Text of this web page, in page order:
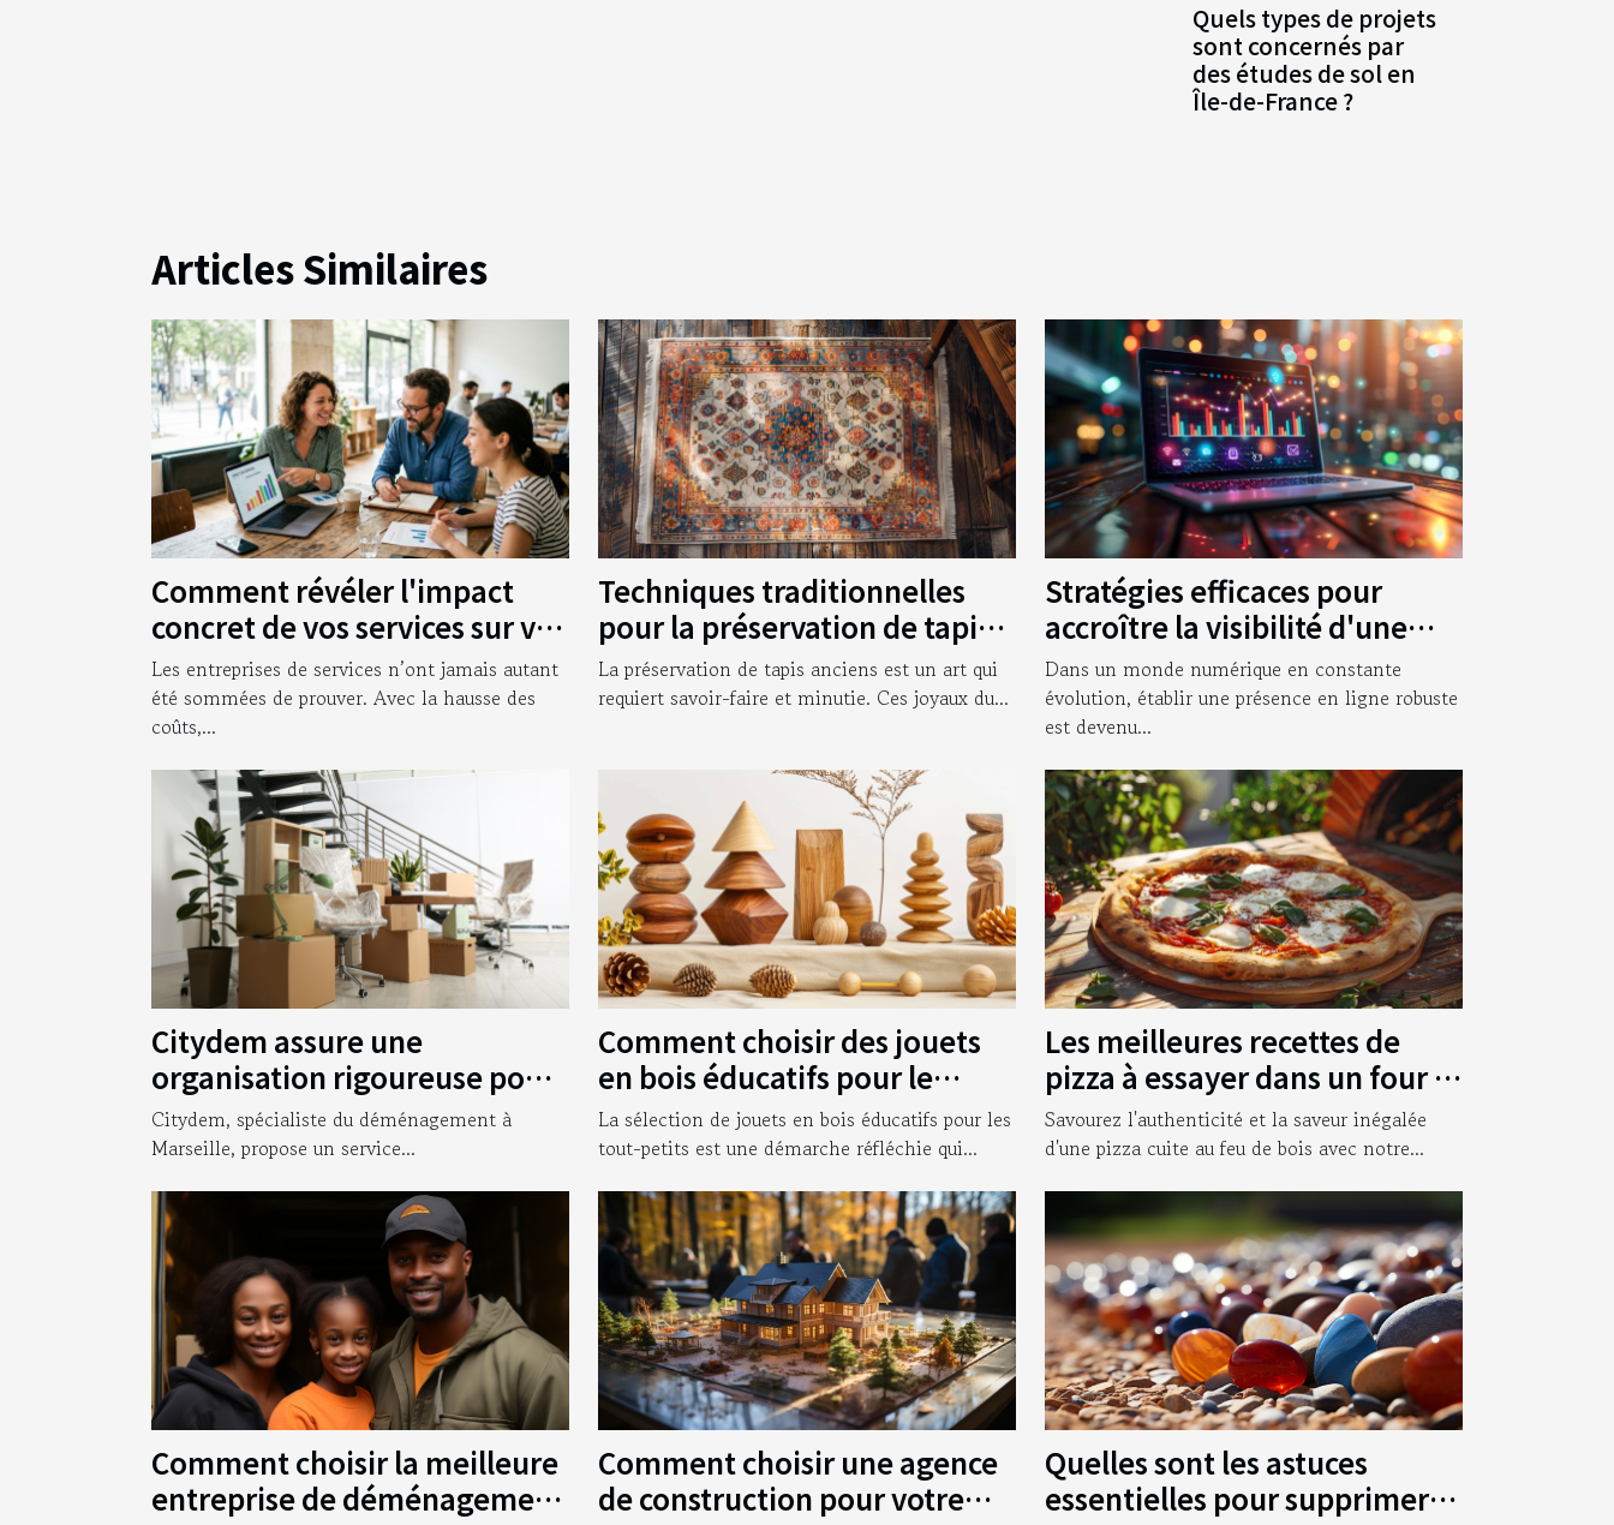
Quels types de projets
sont concernés par
des études de sol en
Île-de-France ?
Articles Similaires
Comment révéler l'impact
concret de vos services sur vos
clients
Les entreprises de services n’ont jamais autant
été sommées de prouver. Avec la hausse des
coûts,...
Techniques traditionnelles
pour la préservation de tapis
anciens
La préservation de tapis anciens est un art qui
requiert savoir-faire et minutie. Ces joyaux du...
Stratégies efficaces pour
accroître la visibilité d'une
entreprise en ligne
Dans un monde numérique en constante
évolution, établir une présence en ligne robuste
est devenu...
Citydem assure une
organisation rigoureuse pour
votre déménagement
d’entreprise à Marseille !
Citydem, spécialiste du déménagement à
Marseille, propose un service...
Comment choisir des jouets
en bois éducatifs pour le
développement des tout-
petits
La sélection de jouets en bois éducatifs pour les
tout-petits est une démarche réfléchie qui...
Les meilleures recettes de
pizza à essayer dans un four à
bois
Savourez l'authenticité et la saveur inégalée
d'une pizza cuite au feu de bois avec notre...
Comment choisir la meilleure
entreprise de déménagement
Comment choisir une agence
de construction pour votre
Quelles sont les astuces
essentielles pour supprimer